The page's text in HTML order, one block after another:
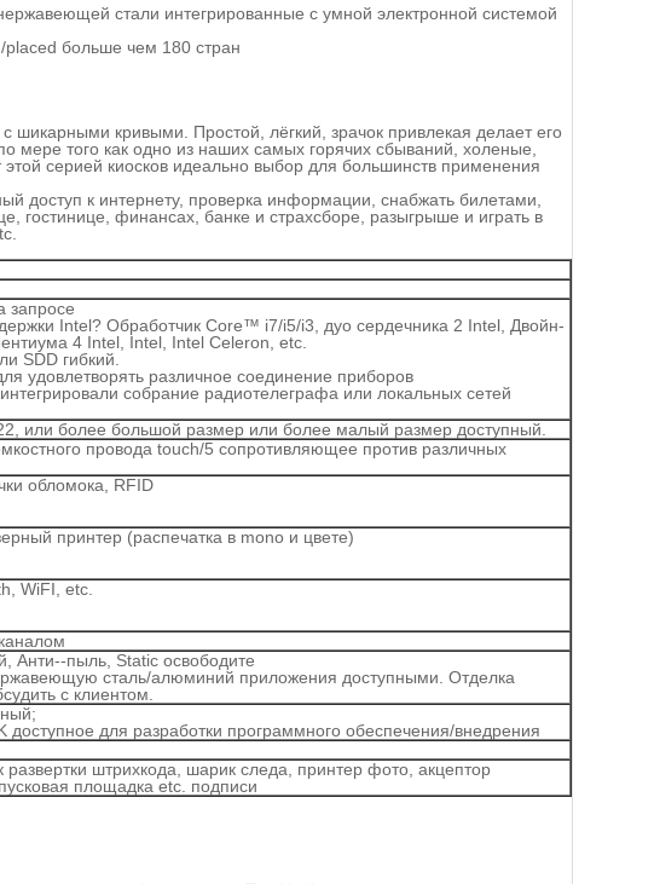
стали интегрированные с умной электронной системой
placed больше чем 180 стран
шикарными кривыми. Простой, лёгкий, зрачок привлекая делает его
того как одно из наших самых горячих сбываний, холеные,
серией киосков идеально выбор для большинств применения
доступ к интернету, проверка информации, снабжать билетами,
гостинице, финансах, банке и страхсборе, разыгрыше и играть в
запросе
Intel? Обработчик Core™ i7/i5/i3, дуо сердечника 2 Intel, Двойн-
4 Intel, Intel, Intel Celeron, etc.
SDD гибкий.
удовлетворять различное соединение приборов
собрание радиотелеграфа или локальных сетей
или более большой размер или более малый размер доступный.
провода touch/5 сопротивляющее против различных
обломока, RFID
принтер (распечатка в mono и цвете)
WiFI, etc.
Анти--пыль, Static освободите
сталь/алюминий приложения доступными. Отделка
с клиентом.
для разработки программного обеспечения/внедрения
штрихкода, шарик следа, принтер фото, акцептор
площадка etc. подписи